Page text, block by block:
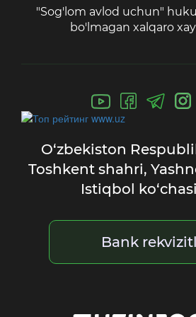
"Sog'lom avlod uchun"
bo'lmagan xalqaro
O‘zbekiston
Toshkent shahri,
Istiqbol
Bank